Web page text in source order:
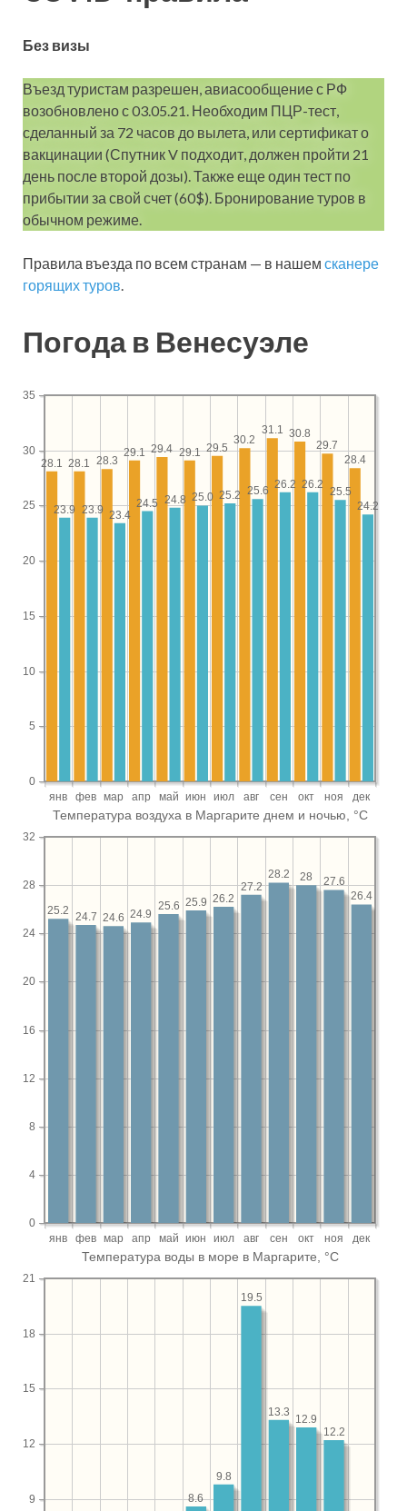
Без визы
Въезд туристам разрешен, авиасообщение с РФ
возобновлено с 03.05.21. Необходим ПЦР-тест,
сделанный за 72 часов до вылета, или сертификат о
вакцинации (Спутник V подходит, должен пройти 21
день после второй дозы). Также еще один тест по
прибытии за свой счет (60$). Бронирование туров в
обычном режиме.
Правила въезда по всем странам — в нашем сканере
горящих туров.
Погода в Венесуэле